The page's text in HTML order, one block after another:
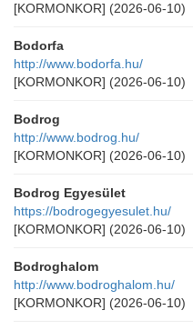
[KORMONKOR] (2026-06-10)
Bodorfa
http://www.bodorfa.hu/
[KORMONKOR] (2026-06-10)
Bodrog
http://www.bodrog.hu/
[KORMONKOR] (2026-06-10)
Bodrog Egyesület
https://bodrogegyesulet.hu/
[KORMONKOR] (2026-06-10)
Bodroghalom
http://www.bodroghalom.hu/
[KORMONKOR] (2026-06-10)